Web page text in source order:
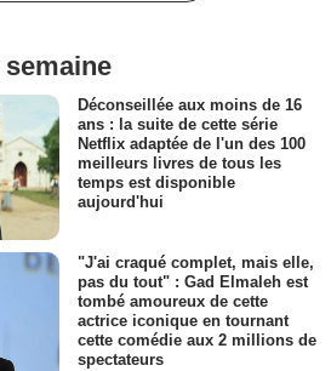
semaine
Déconseillée aux moins de 16
ans : la suite de cette série
Netflix adaptée de l'un des 100
meilleurs livres de tous les
temps est disponible
aujourd'hui
"J'ai craqué complet, mais elle,
pas du tout" : Gad Elmaleh est
tombé amoureux de cette
actrice iconique en tournant
cette comédie aux 2 millions de
spectateurs